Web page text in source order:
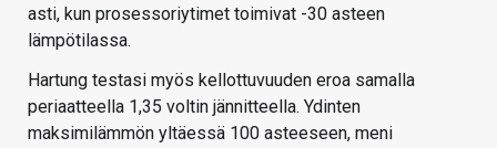
asti, kun prosessoriytimet toimivat -30 asteen
lämpötilassa.
Hartung testasi myös kellottuvuuden eroa samalla
periaatteella 1,35 voltin jännitteella. Ydinten
maksimilämmön yltäessä 100 asteeseen, meni